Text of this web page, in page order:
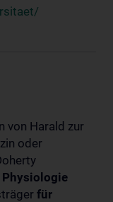
von Harald zur
oder
Physiologie
für